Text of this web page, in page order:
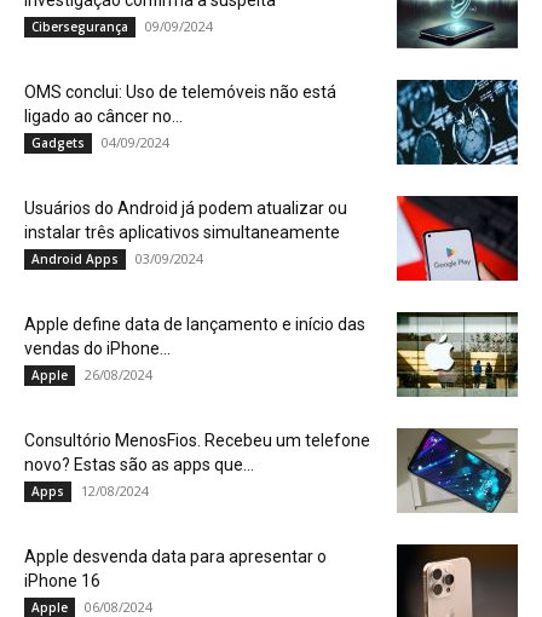
Cibersegurança 09/09/2024
OMS conclui: Uso de telemóveis não está
ligado ao câncer no...
Gadgets 04/09/2024
Usuários do Android já podem atualizar ou
instalar três aplicativos simultaneamente
Android Apps 03/09/2024
Apple define data de lançamento e início das
vendas do iPhone...
Apple 26/08/2024
Consultório MenosFios. Recebeu um telefone
novo? Estas são as apps que...
Apps 12/08/2024
Apple desvenda data para apresentar o
iPhone 16
Apple 06/08/2024